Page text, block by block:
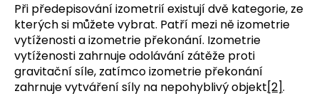
Při předepisování izometrií existují dvě kategorie, ze
kterých si můžete vybrat. Patří mezi ně izometrie
vytíženosti a izometrie překonání. Izometrie
vytíženosti zahrnuje odolávání zátěže proti
gravitační síle, zatímco izometrie překonání
zahrnuje vytváření síly na nepohyblivý objekt[2].